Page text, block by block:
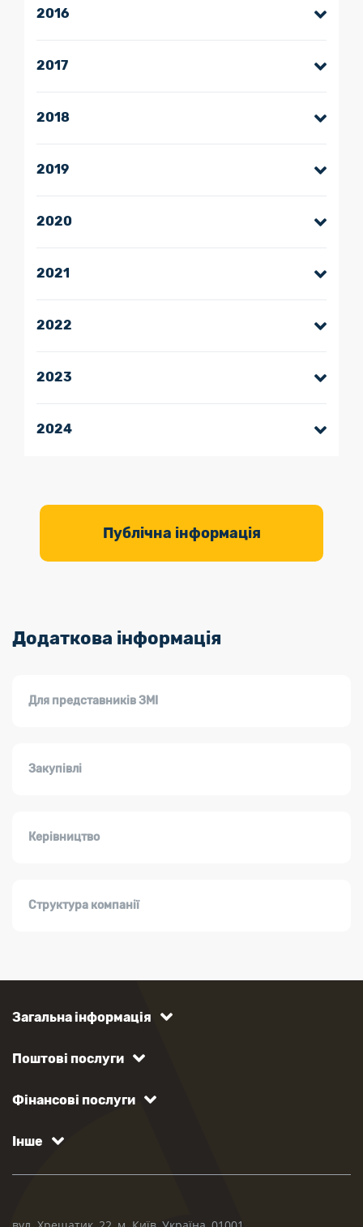
2016
2017
2018
2019
2020
2021
2022
2023
2024
Публічна інформація
Додаткова інформація
Для представників ЗМІ
Закупівлі
Керівництво
Структура компанії
Загальна інформація
Поштові послуги
Фінансові послуги
Інше